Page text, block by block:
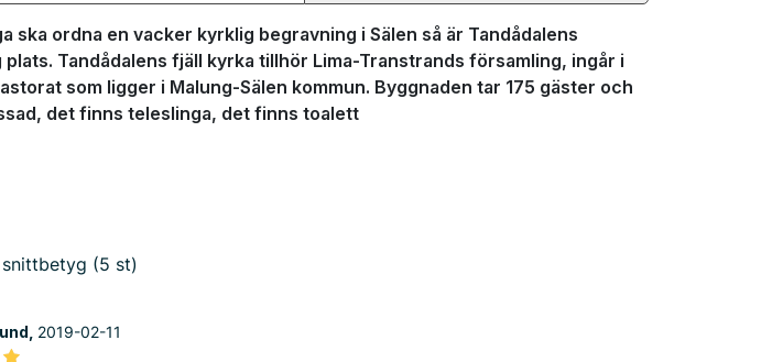
ska ordna en vacker kyrklig begravning i Sälen så är Tandådalens
Tandådalens fjäll kyrka tillhör Lima-Transtrands församling, ingår i
som ligger i Malung-Sälen kommun. Byggnaden tar 175 gäster och
det finns teleslinga, det finns toalett
(5 st)
2019-02-11